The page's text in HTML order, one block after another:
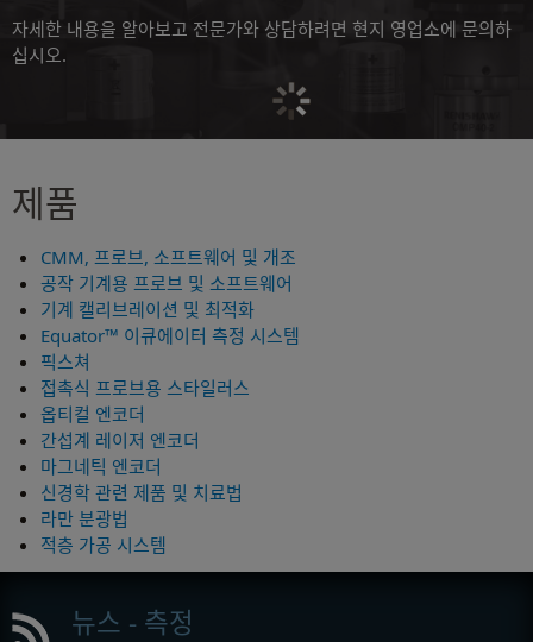
자세한 내용을 알아보고 전문가와 상담하려면 현지 영업소에 문의하
십시오.
제품
CMM, 프로브, 소프트웨어 및 개조
공작 기계용 프로브 및 소프트웨어
기계 캘리브레이션 및 최적화
Equator™ 이큐에이터 측정 시스템
픽스쳐
접촉식 프로브용 스타일러스
옵티컬 엔코더
간섭계 레이저 엔코더
마그네틱 엔코더
신경학 관련 제품 및 치료법
라만 분광법
적층 가공 시스템
뉴스 - 측정